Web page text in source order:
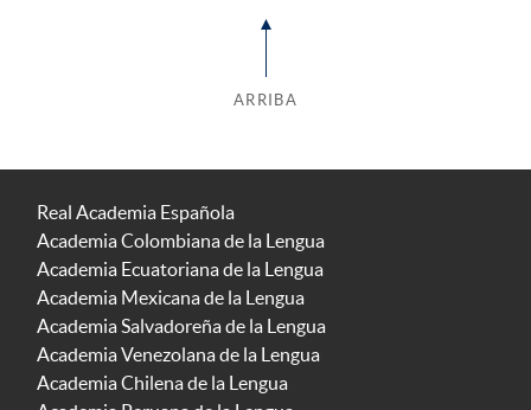
ARRIBA
Real Academia Española
Academia Colombiana de la Lengua
Academia Ecuatoriana de la Lengua
Academia Mexicana de la Lengua
Academia Salvadoreña de la Lengua
Academia Venezolana de la Lengua
Academia Chilena de la Lengua